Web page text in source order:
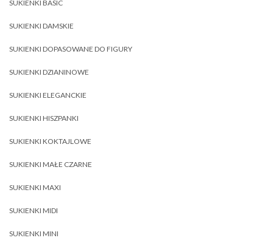
SUKIENKI BASIC
SUKIENKI DAMSKIE
SUKIENKI DOPASOWANE DO FIGURY
SUKIENKI DZIANINOWE
SUKIENKI ELEGANCKIE
SUKIENKI HISZPANKI
SUKIENKI KOKTAJLOWE
SUKIENKI MAŁE CZARNE
SUKIENKI MAXI
SUKIENKI MIDI
SUKIENKI MINI